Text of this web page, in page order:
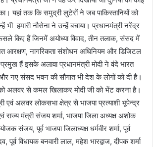
यहां तक कि समुद्री लुटेरों ने जब पाकिस्तानियों को
भी हमारी नौसेना ने उन्हें बचाया। प्रधानमंत्री नरेंद्र
किए हैं जिनमें अयोध्या विवाद, तीन तलाक, संसद में
आरक्षण, नागरिकता संशोधन अधिनियम और डिजिटल
हैं इसके अलावा प्रधानमंत्री मोदी ने वंदे भारत
नए संसद भवन की सौगात भी देश के लोगों को दी है।
अलवर से कमल खिलाकर मोदी जी को भेंट करना है।
एवं अलवर लोकसभा क्षेत्र से भाजपा प्रत्याशी भूपेन्द्र
राज्य मंत्री संजय शर्मा, भाजपा जिला अध्यक्ष अशोक
संजय, पूर्व भाजपा जिलाध्यक्ष धर्मवीर शर्मा, पूर्व
पूर्व विधायक बनवारी लाल, महेश भारद्वाज, दीपक शर्मा